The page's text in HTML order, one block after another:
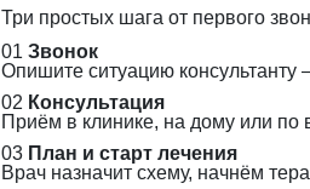
Три простых шага от первого
01 Звонок
Опишите ситуацию
02 Консультация
Приём в клинике, на дому или
03 План и старт лечения
Врач назначит схему, начнём